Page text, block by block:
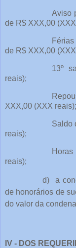
Aviso
de R$ XXX,00
de R$ XXX,00
13º
reais);
XXX,00 (XXX reais);
Saldo
reais);
reais);
d)
a
de honorários de
do valor da
IV - DOS